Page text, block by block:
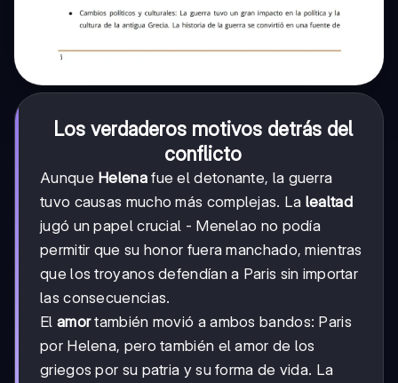
Los verdaderos motivos detrás del
conflicto
Aunque Helenafue el detonante, la guerra
tuvo causas mucho más complejas. La lealtad
jugó un papel crucial - Menelao no podía
permitir que su honor fuera manchado, mientras
que los troyanos defendían a Paris sin importar
las consecuencias.
El amortambién movió a ambos bandos: Paris
por Helena, pero también el amor de los
griegos por su patria y su forma de vida. La